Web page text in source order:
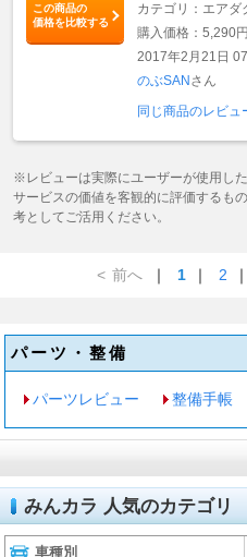
この商品の
価格を比較する
カテゴリ：エアダ
購入価格：5,290円
2017年2月21日
のぶSAN さん
同じ商品のレビュ
※レビューは実際にユーザーが使用し
サービスの価値を客観的に評価するも
考としてご活用ください。
< 前へ ｜ 1 ｜ 2 ｜
パーツ・整備
パーツレビュー 整備手帳
みんカラ 人気のカテゴリ
車種別